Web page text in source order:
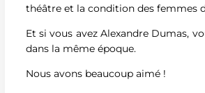
théâtre et la condition des femmes
Et si vous avez Alexandre Dumas,
dans la même époque.
Nous avons beaucoup aimé !